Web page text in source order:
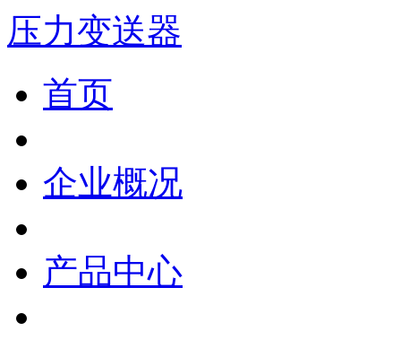
压力变送器
首页
企业概况
产品中心